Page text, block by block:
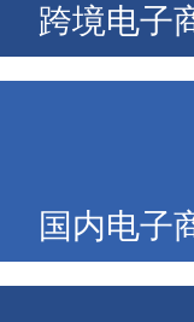
跨境电子
国内电子